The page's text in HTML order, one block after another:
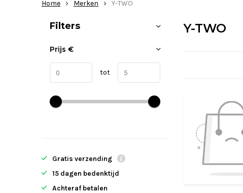
Home Merken Y-TWO
Y-TWO
Sorteren op:
Filters
Prijs €
tot
Gratis verzending
15 dagen bedenktijd
Achteraf betalen